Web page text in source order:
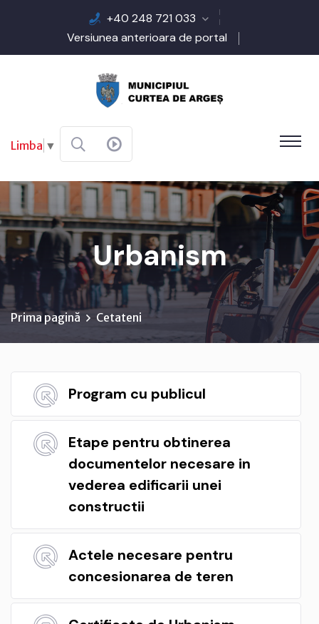
+40 248 721 033
Versiunea anterioara de portal
Limba ▼
Urbanism
Prima pagină Cetateni
Program cu publicul
Etape pentru obtinerea
documentelor necesare in
vederea edificarii unei
constructii
Actele necesare pentru
concesionarea de teren